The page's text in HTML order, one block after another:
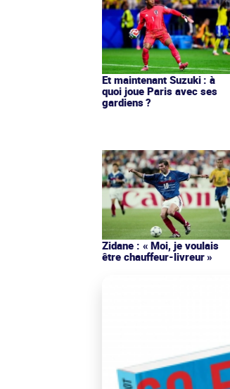
Et maintenant Suzuki : à
quoi joue Paris avec ses
gardiens ?
Zidane : « Moi, je voulais
être chauffeur-livreur »